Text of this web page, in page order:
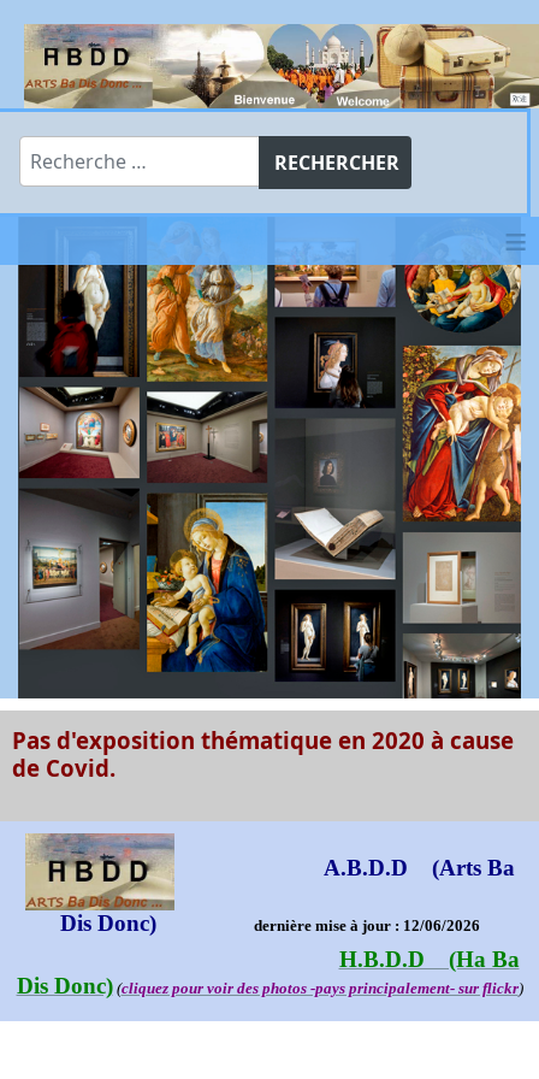
Rechercher
RECHERCHER
≡
Pas d'exposition thématique en 2020 à cause
de Covid.
A.B.D.D (Arts Ba
Dis Donc) dernière mise à jour : 12/06/2026
H.B.D.D (Ha Ba
Dis Donc)(cliquez pour voir des photos -pays principalement- sur flickr)